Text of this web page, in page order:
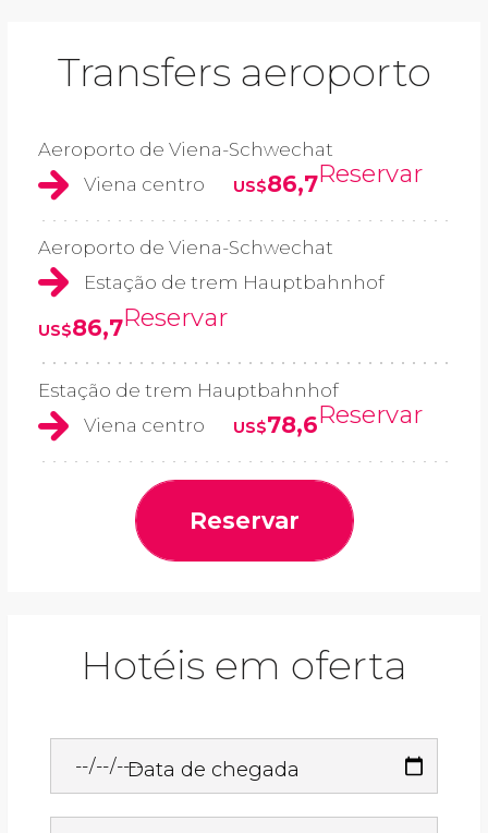
Transfers aeroporto
Aeroporto de Viena-Schwechat
Viena centro
US$86,7Reservar
Aeroporto de Viena-Schwechat
Estação de trem Hauptbahnhof
US$86,7Reservar
Estação de trem Hauptbahnhof
Viena centro
US$78,6Reservar
Reservar
Hotéis em oferta
Data de chegada